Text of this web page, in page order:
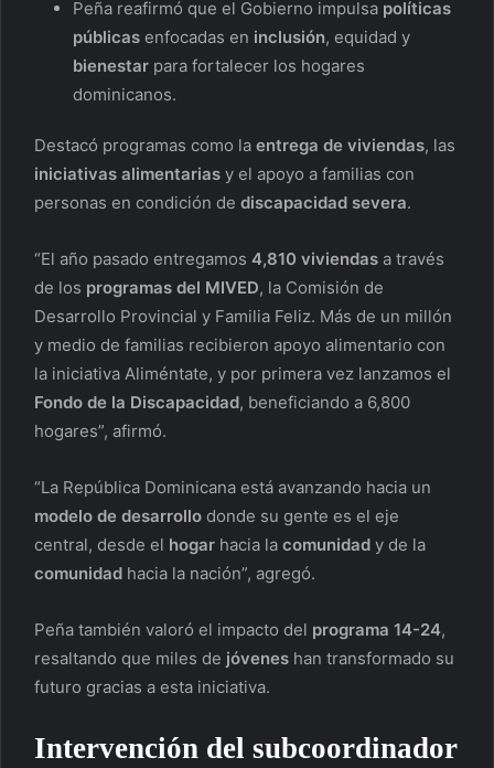
Peña reafirmó que el Gobierno impulsa políticas
públicas enfocadas en inclusión, equidad y
bienestar para fortalecer los hogares
dominicanos.
Destacó programas como la entrega de viviendas, las
iniciativas alimentarias y el apoyo a familias con
personas en condición de discapacidad severa.
“El año pasado entregamos 4,810 viviendas a través
de los programas del MIVED, la Comisión de
Desarrollo Provincial y Familia Feliz. Más de un millón
y medio de familias recibieron apoyo alimentario con
la iniciativa Aliméntate, y por primera vez lanzamos el
Fondo de la Discapacidad, beneficiando a 6,800
hogares”, afirmó.
“La República Dominicana está avanzando hacia un
modelo de desarrollo donde su gente es el eje
central, desde el hogar hacia la comunidad y de la
comunidad hacia la nación”, agregó.
Peña también valoró el impacto del programa 14-24,
resaltando que miles de jóvenes han transformado su
futuro gracias a esta iniciativa.
Intervención del subcoordinador